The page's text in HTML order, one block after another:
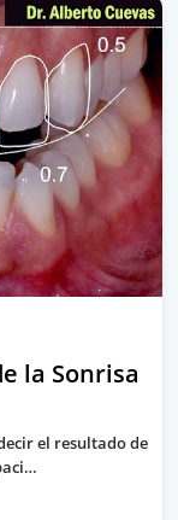
la Sonrisa
el resultado de